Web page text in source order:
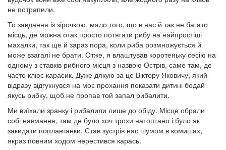
не потрапили.
То завдання із зірочкою, мало того, що в нас й так не багато
місць, де можна отак просто потягати рибу на найпростіші
махалки, так ще й зараз пора, коли риба розмножується й
може взагалі не брати. Отже, я влаштував коротеньку сесію на
одному з ставків рибного місця з назвою Острів, саме там, де
часто клює карасик. Дуже дякую за це Віктору Яковичу, який
відразу відгукнувся на моє прохання показати дитині бодай
якусь рибку, щоб не пропав той запал рибалити.
Ми виїхали зранку і рибалили лише до обіду. Місце обрали
собі навмання, там де було хоч трохи натоптано і було як
закидати поплавчанки. Став зустрів нас шумом в комишах,
якраз повним ходом нерестився карась.